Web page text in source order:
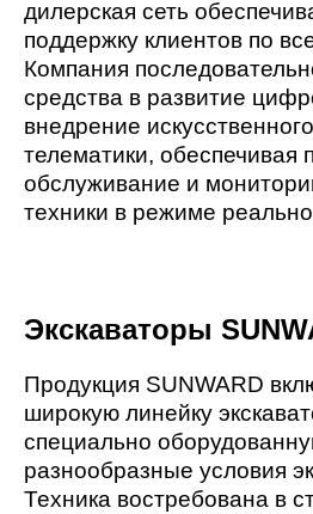
дилерская сеть
поддержку клиентов по
Компания
средства в развитие
внедрение
телематики, обеспечивая
обслуживание и
техники в режиме
Экскаваторы
Продукция SUNWARD
широкую линейку
специально
разнообразные условия
Техника востребована в